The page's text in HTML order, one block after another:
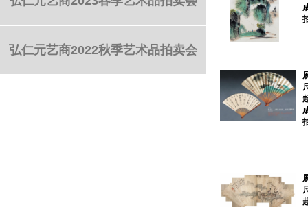
弘仁元艺商2022秋季艺术品拍卖会